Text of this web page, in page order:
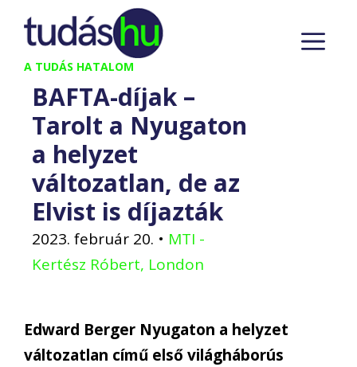
Kilépés
tartalomba
A TUDÁS HATALOM
BAFTA-díjak –
Tarolt a Nyugaton
a helyzet
változatlan, de az
Elvist is díjazták
2023. február 20. • MTI -
Kertész Róbert, London
Edward Berger Nyugaton a helyzet
változatlan című első világháborús